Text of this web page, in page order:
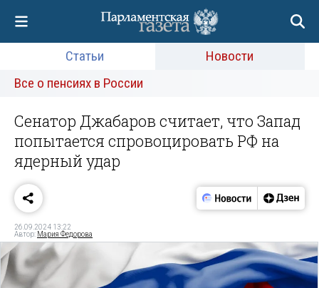
Статьи
Новости
Все о пенсиях в России
Сенатор Джабаров считает, что Запад
попытается спровоцировать РФ на
ядерный удар
26.09.2024 13:22
Автор: Мария Федорова